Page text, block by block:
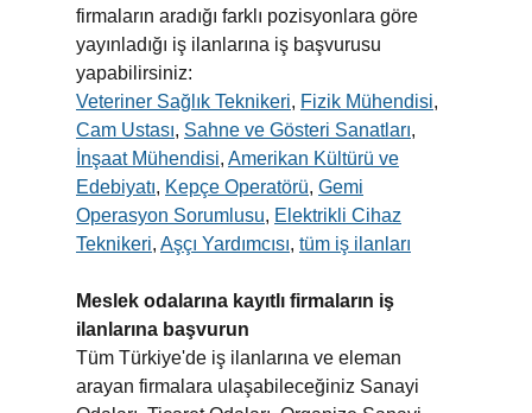
firmaların aradığı farklı pozisyonlara göre
yayınladığı iş ilanlarına iş başvurusu
yapabilirsiniz:
Veteriner Sağlık Teknikeri, Fizik Mühendisi,
Cam Ustası, Sahne ve Gösteri Sanatları,
İnşaat Mühendisi, Amerikan Kültürü ve
Edebiyatı, Kepçe Operatörü, Gemi
Operasyon Sorumlusu, Elektrikli Cihaz
Teknikeri, Aşçı Yardımcısı, tüm iş ilanları
Meslek odalarına kayıtlı firmaların iş
ilanlarına başvurun
Tüm Türkiye'de iş ilanlarına ve eleman
arayan firmalara ulaşabileceğiniz Sanayi